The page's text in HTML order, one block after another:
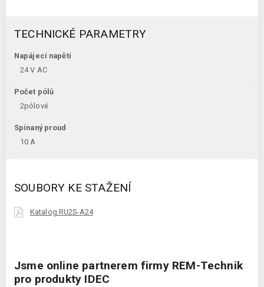
TECHNICKÉ PARAMETRY
Napájecí napětí
24 V AC
Počet pólů
2pólové
Spínaný proud
10 A
SOUBORY KE STAŽENÍ
Katalog RU2S-A24
Jsme online partnerem firmy REM-Technik
pro produkty IDEC